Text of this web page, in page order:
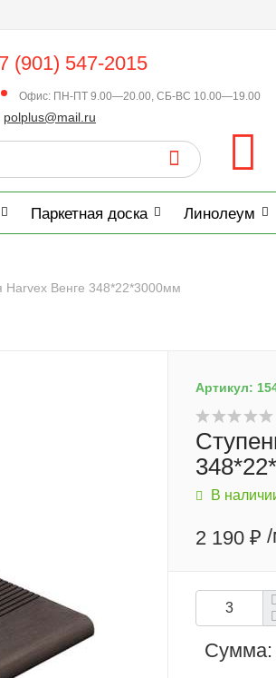
(901) 547-2015
Офис: ПН-ПТ 9.00—20.00, СБ-ВС 10.00—19.00
polplus@mail.ru
Паркетная доска Линолеум
Harvex Венге 348*22*3000мм
Артикул:
В
2 190 ₽
Сумма: